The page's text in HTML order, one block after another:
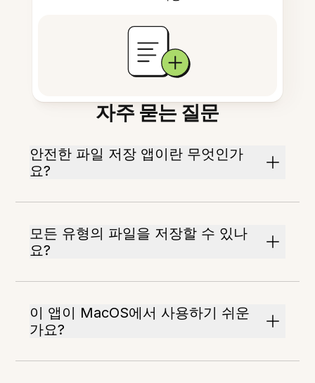
자주 묻는 질문
안전한 파일 저장 앱이란 무엇인가
요?
모든 유형의 파일을 저장할 수 있나
요?
이 앱이 MacOS에서 사용하기 쉬운
가요?